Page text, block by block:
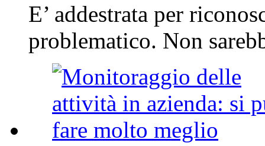
E’ addestrata per
problematico. Non